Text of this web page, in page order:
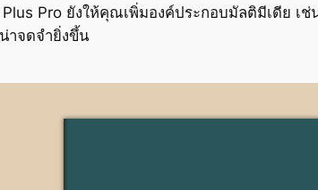
Pro ยังให้คุณเพิ่มองค์ประกอบมัลติมีเดีย เ
าจดจำยิ่งขึ้น